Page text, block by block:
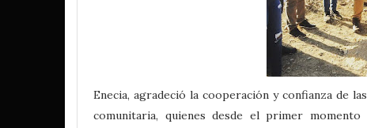
Enecia, agradeció la cooperación y confianza de
comunitaria, quienes desde el primer